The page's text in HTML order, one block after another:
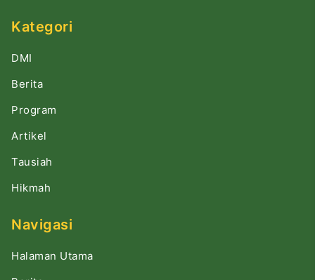
Kategori
DMI
Berita
Program
Artikel
Tausiah
Hikmah
Navigasi
Halaman Utama